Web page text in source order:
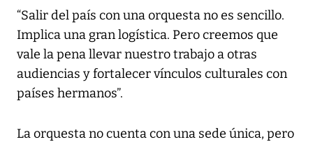
“Salir del país con una orquesta no es sencillo.
Implica una gran logística. Pero creemos que
vale la pena llevar nuestro trabajo a otras
audiencias y fortalecer vínculos culturales con
países hermanos”.
La orquesta no cuenta con una sede única, pero